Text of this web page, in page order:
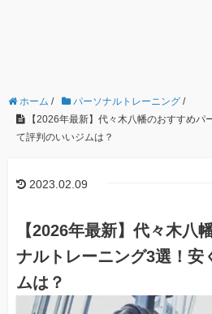
ホーム / パーソナルトレーニング /
【2026年最新】代々木八幡のおすすめパ
て評判のいいジムは？
2023.02.09
【2026年最新】代々木八
ナルトレーニング3選！安
ムは？